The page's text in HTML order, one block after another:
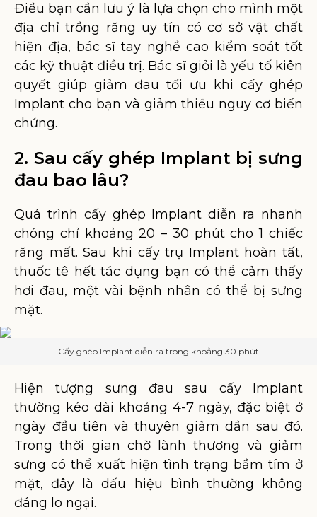
Điều bạn cần lưu ý là lựa chọn cho mình một
địa chỉ trồng răng uy tín có cơ sở vật chất
hiện địa, bác sĩ tay nghề cao kiểm soát tốt
các kỹ thuật điều trị. Bác sĩ giỏi là yếu tố kiên
quyết giúp giảm đau tối ưu khi cấy ghép
Implant cho bạn và giảm thiểu nguy cơ biến
chứng.
2. Sau cấy ghép Implant bị sưng
đau bao lâu?
Quá trình cấy ghép Implant diễn ra nhanh
chóng chỉ khoảng 20 – 30 phút cho 1 chiếc
răng mất. Sau khi cấy trụ Implant hoàn tất,
thuốc tê hết tác dụng bạn có thể cảm thấy
hơi đau, một vài bệnh nhân có thể bị sưng
mặt.
Cấy ghép Implant diễn ra trong khoảng 30 phút
Hiện tượng sưng đau sau cấy Implant
thường kéo dài khoảng 4-7 ngày, đặc biệt ở
ngày đầu tiên và thuyên giảm dần sau đó.
Trong thời gian chờ lành thương và giảm
sưng có thể xuất hiện tình trạng bầm tím ở
mặt, đây là dấu hiệu bình thường không
đáng lo ngại.